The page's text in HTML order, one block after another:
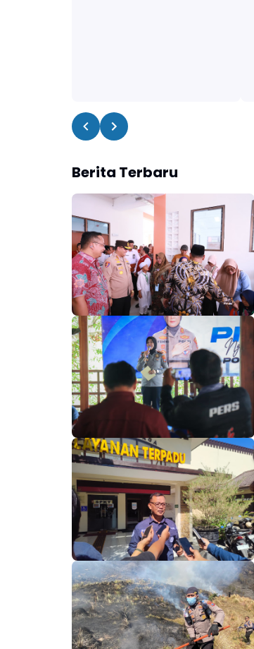
Berita Terbaru